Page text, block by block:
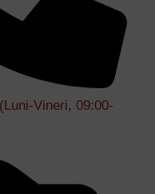
Vineri, 09:00-